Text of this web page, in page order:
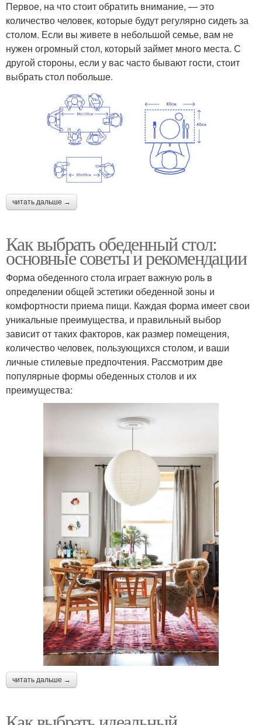
Первое, на что стоит обратить внимание, — это
количество человек, которые будут регулярно сидеть за
столом. Если вы живете в небольшой семье, вам не
нужен огромный стол, который займет много места. С
другой стороны, если у вас часто бывают гости, стоит
выбрать стол побольше.
читать дальше →
Как выбрать обеденный стол:
основные советы и рекомендации
Форма обеденного стола играет важную роль в
определении общей эстетики обеденной зоны и
комфортности приема пищи. Каждая форма имеет свои
уникальные преимущества, и правильный выбор
зависит от таких факторов, как размер помещения,
количество человек, пользующихся столом, и ваши
личные стилевые предпочтения. Рассмотрим две
популярные формы обеденных столов и их
преимущества:
читать дальше →